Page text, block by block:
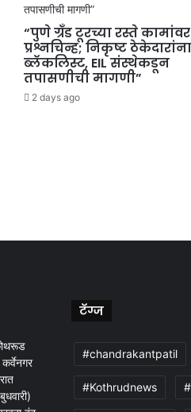
“पुणे ग्रँड टूरच्या रस्ते कामांवर
प्रश्नचिन्ह; निकृष्ट ठेकेदारांना
ब्लॅकलिस्ट, EIL संस्थेकडून
तपासणीची मागणी”
2 days ago
टॅग्ज
#chandrakantpatil
#Kothrudnews